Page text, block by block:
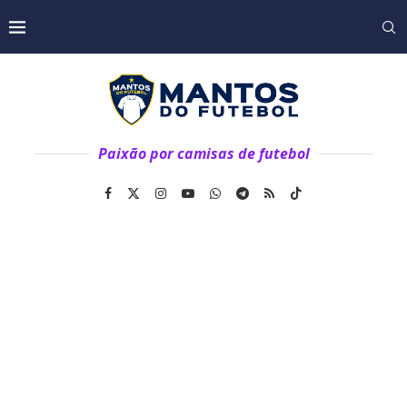
Paixão por camisas de futebol